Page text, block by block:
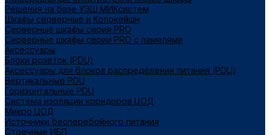
Решения на базе УЭШ МИКсистем
Шкафы серверные и Колокейшн
Серверные шкафы серия PRO
Серверные шкафы серии PRO с ламелями
Аксессуары
Блоки розеток (PDU)
Аксессуары для блоков распределения питания (PDU)
Вертикальные PDU
Горизонтальные PDU
Система изоляции коридоров ЦОД
Микро ЦОД
Источники бесперебойного питания
Стоечные ИБП